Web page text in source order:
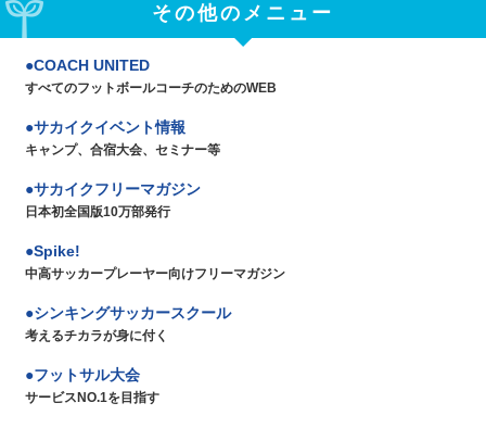
その他のメニュー
COACH UNITED
すべてのフットボールコーチのためのWEB
サカイクイベント情報
キャンプ、合宿大会、セミナー等
サカイクフリーマガジン
日本初全国版10万部発行
Spike!
中高サッカープレーヤー向けフリーマガジン
シンキングサッカースクール
考えるチカラが身に付く
フットサル大会
サービスNO.1を目指す